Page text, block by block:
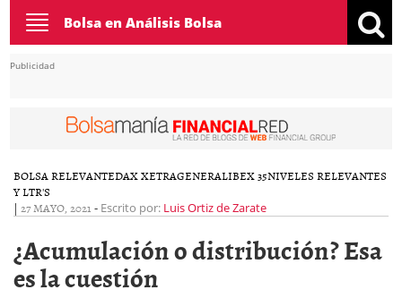
Toggle
navigation
Bolsa en Análisis Bolsa
Publicidad
BOLSA RELEVANTEDAX XETRAGENERALIBEX 35NIVELES RELEVANTES
Y LTR'S
| 27 MAYO, 2021 - Escrito por: Luis Ortiz de Zarate
¿Acumulación o distribución? Esa
es la cuestión